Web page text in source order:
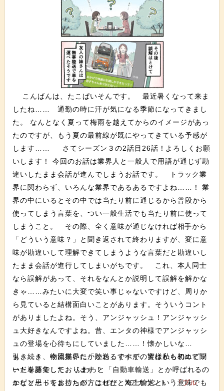
したね…… 通勤の時に汗が気になる季節になってきまし
た。 なんとなく夏って梅雨を越えてからのイメージがあっ
たのですが、もう夏の最前線が既にやってきている予感が
します…… さてシーズン３の2話目26話！よろしくお願
いします！ 今回のお話は業界人と一般人で用語が通じず勘
違いしたまま会話が進んでしまうお話です。 トラック業
界に関わらず、いろんな業界であるあるですよね……！ 業
界の中にいるとその中では当たり前に通じるから普段から
使ってしまう言葉を、つい一般生活でも当たり前に使って
しまうこと。 その際、全く意味が通じなければ相手から
「どういう意味？」と聞き返されて終わりますが、変に意
味が勘違いして理解できてしまうような言葉だと勘違いし
たまま会話が進行してしまいがちです。 これ、本人同士
なら誤解があって、それをなんとか説明して誤解を解かな
きゃ……みたいに大変で笑い事じゃないですけど、周りか
ら見ていると結構面白いことがあります。そういうコント
がありましたよね。そう、アンジャッシュ！アンジャッシ
ュ大好きなんですよね。昔、エンタの神様でアンジャッシ
ュの登場を心待ちにしていました……！懐かしいな
ぁ……！ 今回描いた「陸送」ですが、実は私も初めて聞
いた単語でした。 ふわっと「自動車輸送」とか呼ばれるの
かなと思ってましたが、これだと海上輸送という意味でも
引き続き、物流業界にかかわるすべての皆様からのエピソ
ードを募集しております！
エピソードをお持ちの方はぜひ、Xアカウント「『ブル